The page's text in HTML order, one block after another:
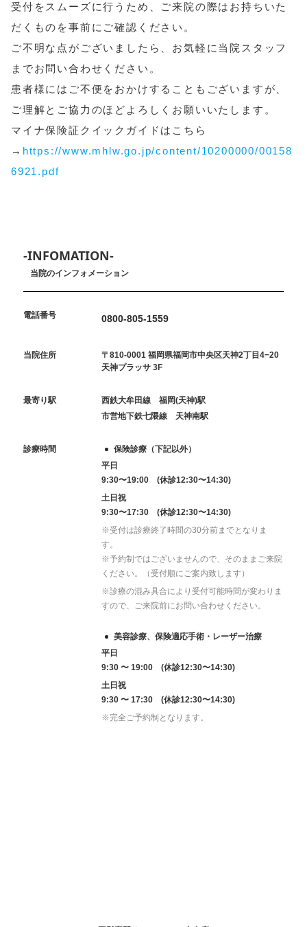
受付をスムーズに行うため、ご来院の際はお持ちいた
だくものを事前にご確認ください。
ご不明な点がございましたら、お気軽に当院スタッフ
までお問い合わせください。
患者様にはご不便をおかけすることもございますが、
ご理解とご協力のほどよろしくお願いいたします。
マイナ保険証クイックガイドはこちら
→ https://www.mhlw.go.jp/content/10200000/00158
6921.pdf
-INFOMATION-
当院のインフォメーション
電話番号 0800-805-1559
当院住所
〒810-0001 福岡県福岡市中央区天神2丁目4−20
天神プラッサ 3F
最寄り駅
西鉄大牟田線 福岡(天神)駅
市営地下鉄七隈線 天神南駅
診療時間
保険診療（下記以外）
平日
9:30〜19:00 (休診12:30〜14:30)
土日祝
9:30〜17:30 (休診12:30〜14:30)
※受付は診療終了時間の30分前までとなりま
す。
※予約制ではございませんので、そのままご来院
ください。（受付順にご案内致します）
※診療の混み具合により受付可能時間が変わりま
すので、ご来院前にお問い合わせください。
美容診療、保険適応手術・レーザー治療
平日
9:30 〜 19:00 (休診12:30〜14:30)
土日祝
9:30 〜 17:30 (休診12:30〜14:30)
※完全ご予約制となります。